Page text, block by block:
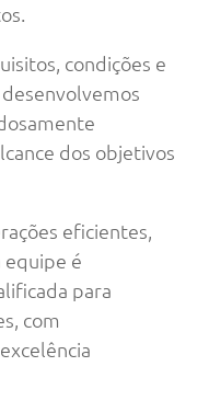
condições e
dos objetivos
eficientes,
equipe é
para
com